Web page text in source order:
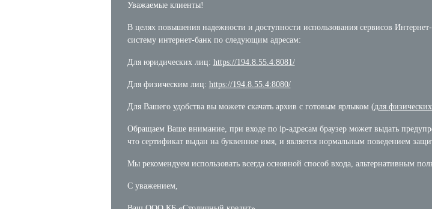
Уважаемые клиенты!
В целях повышения надежности и доступности использования сервисов
систему интернет-банк по следующим адресам:
Для юридических лиц: https://194.8.55.4:8081/
Для физическим лиц: https://194.8.55.4:8080/
Для Вашего удобства вы можете скачать архив с готовым ярлыком (для
Обращаем Ваше внимание, при входе по ip-адресам браузер может выдать
что сертификат выдан на буквенное имя, и является нормальным поведением
Мы рекомендуем использовать всегда основной способ входа, альтернативным
С уважением,